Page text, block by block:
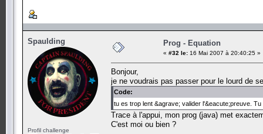
Spaulding
Profil challenge
Prog - Equation
« #32 le: 16 Mai 2007 à 20:40:25 »
Bonjour,
je ne voudrais pas passer pour le lourd de
Code:
tu es trop lent &agrave; valider l'&eacute;preuve.
Trace à l'appui, mon prog (java) met
C'est moi ou bien ?